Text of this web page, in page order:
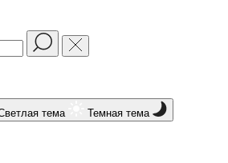
тема Темная тема